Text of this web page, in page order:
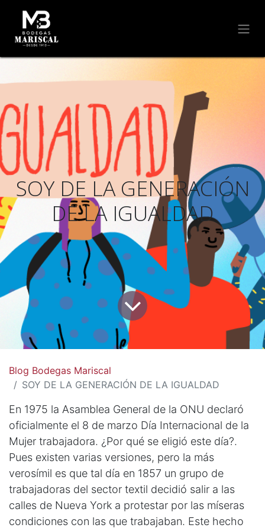
SOY DE LA GENERACIÓN
DE LA IGUALDAD
Blog Bodegas Mariscal
SOY DE LA GENERACIÓN DE LA IGUALDAD
En 1975 la Asamblea General de la ONU declaró
oficialmente el 8 de marzo Día Internacional de la
Mujer trabajadora. ¿Por qué se eligió este día?.
Pues existen varias versiones, pero la más
verosímil es que tal día en 1857 un grupo de
trabajadoras del sector textil decidió salir a las
calles de Nueva York a protestar por las míseras
condiciones con las que trabajaban. Este hecho